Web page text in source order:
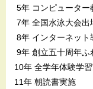
5年 コンピュータ
7年 全国水泳大会出
8年 インターネット
9年 創立五十周年
10年 全学年体験学
11年 朝読書実施